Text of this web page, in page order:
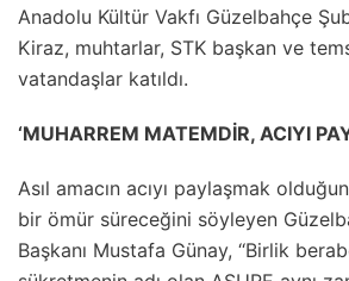
Anadolu Kültür Vakfı Güzelbahçe
Kiraz, muhtarlar, STK başkan ve
vatandaşlar katıldı.
‘MUHARREM MATEMDİR, ACIYI
Asıl amacın acıyı paylaşmak
bir ömür süreceğini söyleyen
Başkanı Mustafa Günay, ‘‘Birlik